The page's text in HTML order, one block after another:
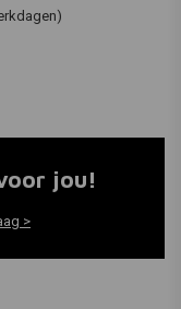
jou!
>